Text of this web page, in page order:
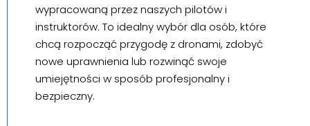
wypracowaną przez naszych pilotów i
instruktorów. To idealny wybór dla osób, które
chcą rozpocząć przygodę z dronami, zdobyć
nowe uprawnienia lub rozwinąć swoje
umiejętności w sposób profesjonalny i
bezpieczny.